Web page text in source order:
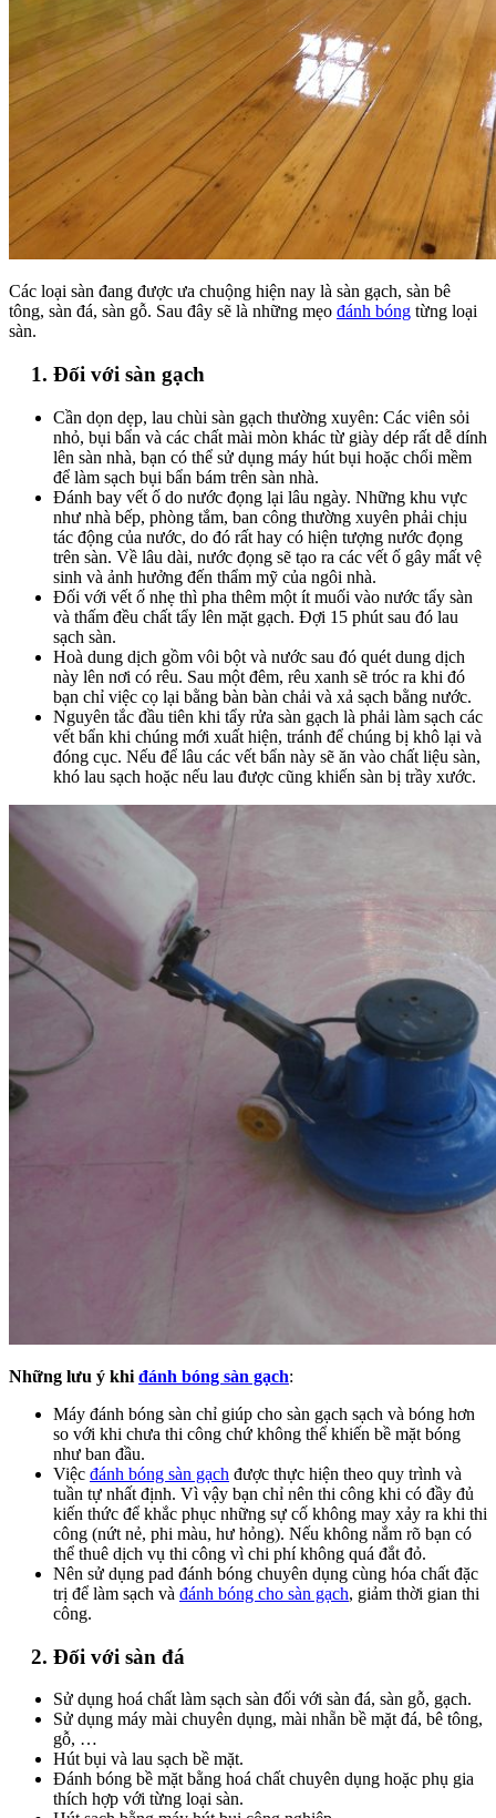
Các loại sàn đang được ưa chuộng hiện nay là sàn gạch, sàn bê
tông, sàn đá, sàn gỗ. Sau đây sẽ là những mẹo đánh bóng từng loại
sàn.
1. Đối với sàn gạch
Cần dọn dẹp, lau chùi sàn gạch thường xuyên: Các viên sỏi
nhỏ, bụi bẩn và các chất mài mòn khác từ giày dép rất dễ dính
lên sàn nhà, bạn có thể sử dụng máy hút bụi hoặc chổi mềm
để làm sạch bụi bẩn bám trên sàn nhà.
Đánh bay vết ố do nước đọng lại lâu ngày. Những khu vực
như nhà bếp, phòng tắm, ban công thường xuyên phải chịu
tác động của nước, do đó rất hay có hiện tượng nước đọng
trên sàn. Về lâu dài, nước đọng sẽ tạo ra các vết ố gây mất vệ
sinh và ảnh hưởng đến thẩm mỹ của ngôi nhà.
Đối với vết ố nhẹ thì pha thêm một ít muối vào nước tẩy sàn
và thấm đều chất tẩy lên mặt gạch. Đợi 15 phút sau đó lau
sạch sàn.
Hoà dung dịch gồm vôi bột và nước sau đó quét dung dịch
này lên nơi có rêu. Sau một đêm, rêu xanh sẽ tróc ra khi đó
bạn chỉ việc cọ lại bằng bàn bàn chải và xả sạch bằng nước.
Nguyên tắc đầu tiên khi tẩy rửa sàn gạch là phải làm sạch các
vết bẩn khi chúng mới xuất hiện, tránh để chúng bị khô lại và
đóng cục. Nếu để lâu các vết bẩn này sẽ ăn vào chất liệu sàn,
khó lau sạch hoặc nếu lau được cũng khiến sàn bị trầy xước.
Những lưu ý khi đánh bóng sàn gạch:
Máy đánh bóng sàn chỉ giúp cho sàn gạch sạch và bóng hơn
so với khi chưa thi công chứ không thể khiến bề mặt bóng
như ban đầu.
Việc đánh bóng sàn gạch được thực hiện theo quy trình và
tuần tự nhất định. Vì vậy bạn chỉ nên thi công khi có đầy đủ
kiến thức để khắc phục những sự cố không may xảy ra khi thi
công (nứt nẻ, phi màu, hư hỏng). Nếu không nắm rõ bạn có
thể thuê dịch vụ thi công vì chi phí không quá đắt đỏ.
Nên sử dụng pad đánh bóng chuyên dụng cùng hóa chất đặc
trị để làm sạch và đánh bóng cho sàn gạch, giảm thời gian thi
công.
2. Đối với sàn đá
Sử dụng hoá chất làm sạch sàn đối với sàn đá, sàn gỗ, gạch.
Sử dụng máy mài chuyên dụng, mài nhẵn bề mặt đá, bê tông,
gỗ, …
Hút bụi và lau sạch bề mặt.
Đánh bóng bề mặt bằng hoá chất chuyên dụng hoặc phụ gia
thích hợp với từng loại sàn.